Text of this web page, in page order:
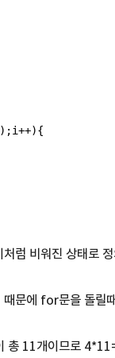
);i++){
럼 비워진 상태로
문에 for문을 돌릴
총 11개이므로